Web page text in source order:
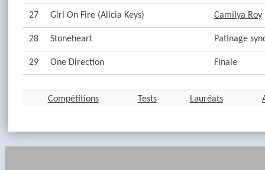
27 Girl On Fire (Alicia Keys) Camilya Roy
28 Stoneheart Patinage
29 One Direction Finale
Compétitions Tests Lauréats